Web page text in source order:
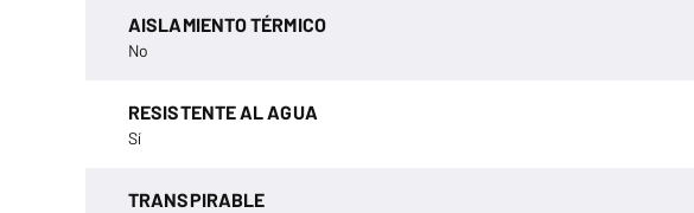
AISLAMIENTO TÉRMICO
No
RESISTENTE AL AGUA
Sí
TRANSPIRABLE